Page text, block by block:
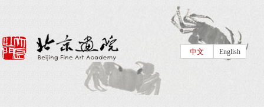
English
中文